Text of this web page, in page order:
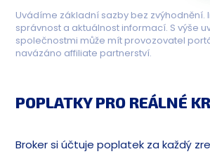
Uvádíme základní sazby bez zvýhodnění.
správnost a aktuálnost informací. S výše
společnostmi může mít provozovatel
navázáno affiliate partnerství.
POPLATKY PRO REÁLNÉ
Broker si účtuje poplatek za každý